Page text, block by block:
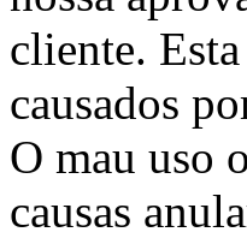
cliente.
causados
O mau uso
causas